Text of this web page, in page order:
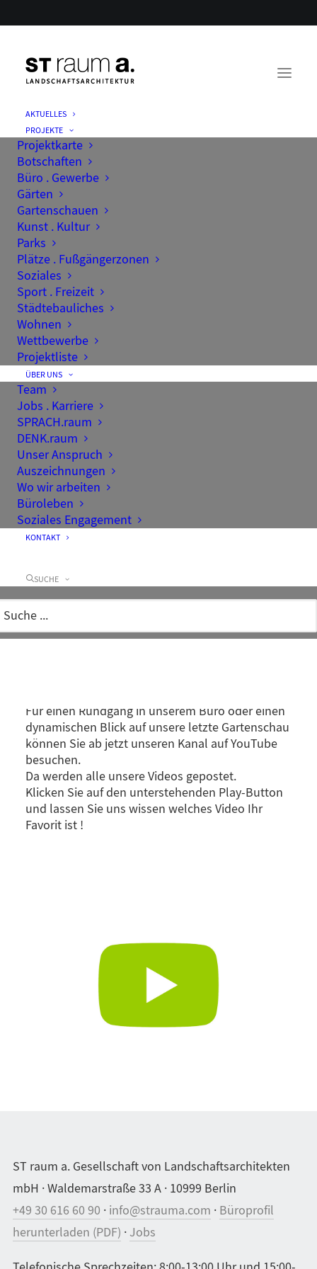
AKTUELLES
PROJEKTE
Projektkarte
Botschaften
Büro . Gewerbe
Gärten
Gartenschauen
Kunst . Kultur
Parks
Plätze . Fußgängerzonen
Soziales
Sport . Freizeit
Städtebauliches
Wohnen
Wettbewerbe
Projektliste
ÜBER UNS
Team
Jobs . Karriere
SPRACH.raum
DENK.raum
Unser Anspruch
Auszeichnungen
Wo wir arbeiten
Büroleben
Soziales Engagement
KONTAKT
SUCHE
YouTube Kanal ST
raum a.
Für einen Rundgang in unserem Büro oder einen
dynamischen Blick auf unsere letzte Gartenschau
können Sie ab jetzt unseren Kanal auf YouTube
besuchen.
Da werden alle unsere Videos gepostet.
Klicken Sie auf den unterstehenden Play-Button
und lassen Sie uns wissen welches Video Ihr
Favorit ist !
ST raum a. Gesellschaft von Landschaftsarchitekten
mbH · Waldemarstraße 33 A · 10999 Berlin
+49 30 616 60 90 · info@strauma.com · Büroprofil
herunterladen (PDF) · Jobs